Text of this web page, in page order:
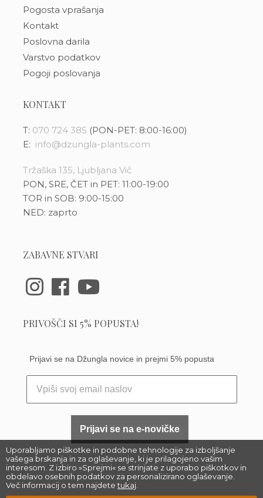
Uporabljamo piškotke in podobne tehnologije za izboljšanje
vašega brskanja in za oglaševanje, ki je prilagojeno vašim
interesom. Z izbiro »Sprejmi« se strinjate z uporabo piškotkov in
obdelavo osebnih podatkov za personalizirano oglaševanje.
Več informacij o tem najdetetukaj
Pogosta vprašanja
Kontakt
Poslovna darila
Varstvo podatkov
Pogoji poslovanja
KONTAKT
T: 070 724 385 (PON-PET: 8:00-16:00)
E: info@dzungla-plants.com
Tržaška 135, Ljubljana Vič
PON, SRE, ČET in PET: 11:00-19:00
TOR in SOB: 9:00-15:00
NED: zaprto
ZABAVNE STVARI
PRIVOŠČI SI 5% POPUSTA!
Prijavi se na Džungla novice in prejmi 5% popusta
Prijavi se na e-novičke